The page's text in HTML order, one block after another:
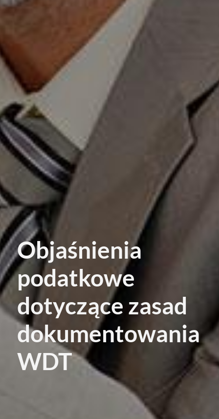
Objaśnienia
podatkowe
dotyczące zasad
dokumentowania
WDT